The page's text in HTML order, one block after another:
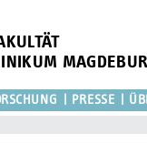
PRESSE